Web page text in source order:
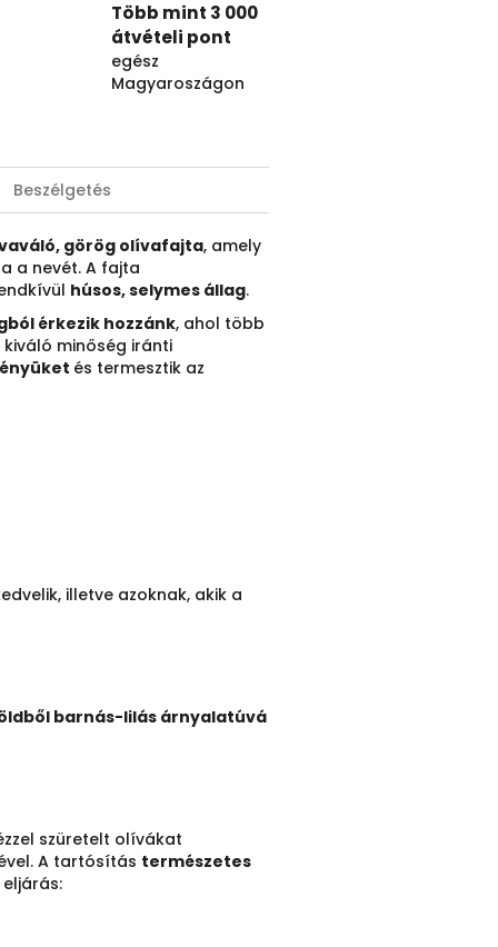
Több mint 3 000
átvételi pont
egész
Magyaroszágon
Beszélgetés
görög olívafajta, amely
a nevét. A fajta
húsos, selymes állag.
érkezik hozzánk, ahol több
minőség iránti
és termesztik az
illetve azoknak, akik a
barnás-lilás árnyalatúvá
szüretelt olívákat
A tartósítás természetes